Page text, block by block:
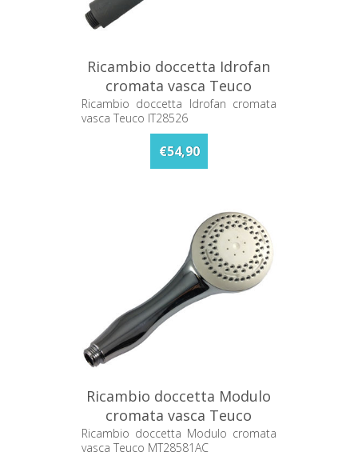
Ricambio doccetta Idrofan
cromata vasca Teuco
IT28526
Ricambio doccetta Idrofan cromata
vasca Teuco IT28526
€54,90
Ricambio doccetta Modulo
cromata vasca Teuco
MT28581AC
Ricambio doccetta Modulo cromata
vasca Teuco MT28581AC